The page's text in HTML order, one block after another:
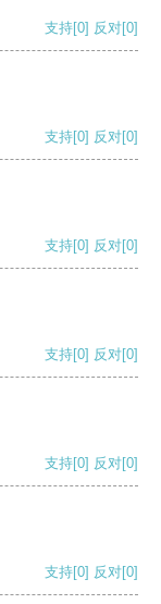
支持[0] 反对[0]
支持[0] 反对[0]
支持[0] 反对[0]
支持[0] 反对[0]
支持[0] 反对[0]
支持[0] 反对[0]